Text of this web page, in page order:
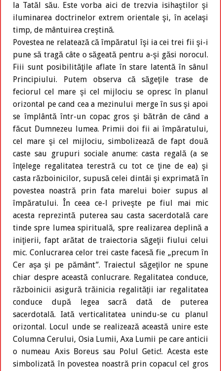
la Tatăl său. Este vorba aici de trezvia isihaştilor şi
iluminarea doctrinelor extrem orientale şi, în acelaşi
timp, de mântuirea creştină.
Povestea ne relatează că împăratul îşi ia cei trei fii şi-i
pune să tragă câte o săgeată pentru a-şi găsi norocul.
Fiii sunt posibilităţile aflate în stare latentă în sânul
Principiului. Putem observa că săgeţile trase de
feciorul cel mare şi cel mijlociu se opresc în planul
orizontal pe cand cea a mezinului merge în sus şi apoi
se împlântă într-un copac gros şi bătrân de când a
făcut Dumnezeu lumea. Primii doi fii ai împăratului,
cel mare şi cel mijlociu, simbolizează de fapt două
caste sau grupuri sociale anume: casta regală (a se
înţelege regalitatea terestră cu tot ce ţine de ea) şi
casta războinicilor, supusă celei dintâi şi exprimată în
povestea noastră prin fata marelui boier supus al
împăratului. În ceea ce-l priveşte pe fiul mai mic
acesta reprezintă puterea sau casta sacerdotală care
tinde spre lumea spirituală, spre realizarea deplină a
iniţierii, fapt arătat de traiectoria săgeţii fiului celui
mic. Conlucrarea celor trei caste facesă fie „precum în
Cer aşa şi pe pământ”. Traiectul săgeţilor ne spune
chiar despre această conlucrare. Regalitatea conduce,
războinicii asigură trăinicia regalităţii iar regalitatea
conduce după legea sacră dată de puterea
sacerdotală. Iată verticalitatea unindu-se cu planul
orizontal. Locul unde se realizează această unire este
Columna Cerului, Osia Lumii, Axa Lumii pe care anticii
o numeau Axis Boreus sau Polul Getic!. Acesta este
simbolizată în povestea noastră prin copacul cel gros